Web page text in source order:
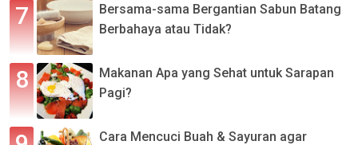
Bersama-sama Bergantian Sabun Batang
Berbahaya atau Tidak?
Makanan Apa yang Sehat untuk Sarapan
Pagi?
Cara Mencuci Buah & Sayuran agar